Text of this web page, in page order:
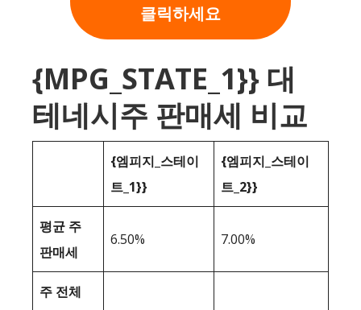
클릭하세요
{MPG_STATE_1}} 대
테네시주 판매세 비교
{엠피지_스테이
트_1}}
{엠피지_스테이
트_2}}
평균 주
판매세
6.50% 7.00%
주 전체